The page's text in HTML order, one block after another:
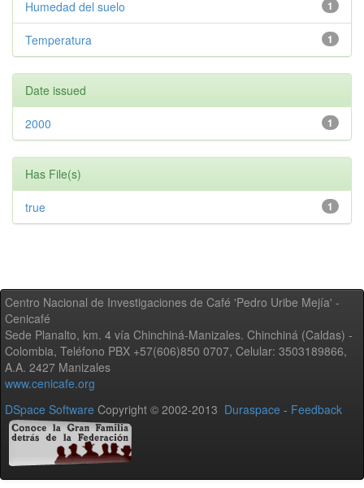
1
Humedad del suelo
1
Temperatura
Date issued
1
2000
Has File(s)
1
true
Centro Nacional de Investigaciones de Café 'Pedro Uribe Mejía' -
Cenicafé
Sede Planalto, km. 4 vía Chinchiná-Manizales. Chinchiná (Caldas) -
Colombia, Teléfono PBX +57(606)850 0707, Celular: 3503189866,
A.A. 2427 Manizales
www.cenicafe.org
DSpace Software Copyright © 2002-2013 Duraspace - Feedback